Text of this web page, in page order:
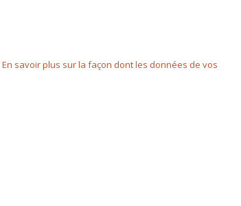
En savoir plus sur la façon dont les données de vos